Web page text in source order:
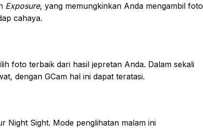
Exposure, yang memungkinkan Anda mengambil foto
cahaya.
foto terbaik dari hasil jepretan Anda. Dalam sekali
dengan GCam hal ini dapat teratasi.
Night Sight. Mode penglihatan malam ini